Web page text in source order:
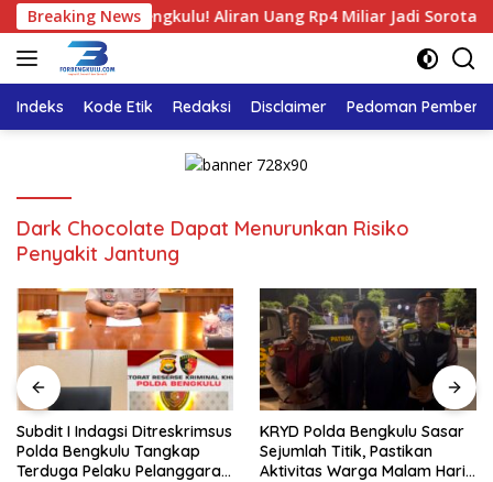
Langsung
ke
konten
Breaking News
Kota Bengkulu! Aliran Uang Rp4 Miliar Jadi Sorotan
Indeks Kode Etik Redaksi Disclaimer Pedoman
Dark Chocolate Dapat Menurunkan Risiko
Penyakit Jantung
Subdit I Indagsi Ditreskrimsus
Polda Bengkulu Tangkap
Terduga Pelaku Pelanggaran
KRYD Polda Bengkulu Sasar
Sejumlah Titik, Pastikan
Aktivitas Warga Malam Hari